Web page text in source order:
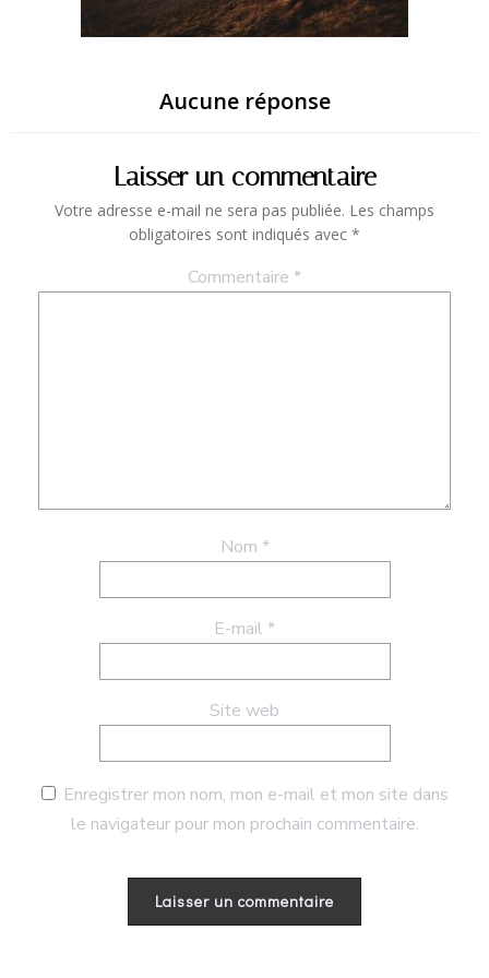
Aucune réponse
Laisser un commentaire
Votre adresse e-mail ne sera pas publiée. Les champs
obligatoires sont indiqués avec *
Commentaire *
Nom *
E-mail *
Site web
Enregistrer mon nom, mon e-mail et mon site dans
le navigateur pour mon prochain commentaire.